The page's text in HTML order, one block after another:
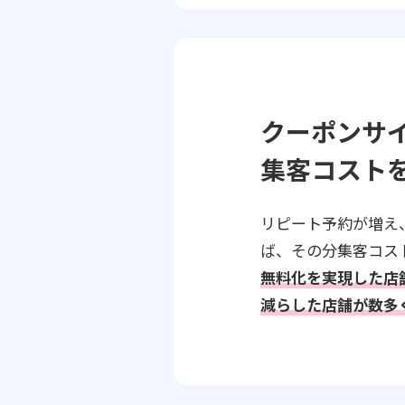
クーポンサ
集客コスト
リピート予約が増
ば、その分集客コス
無料化を実現した
減らした店舗が数多